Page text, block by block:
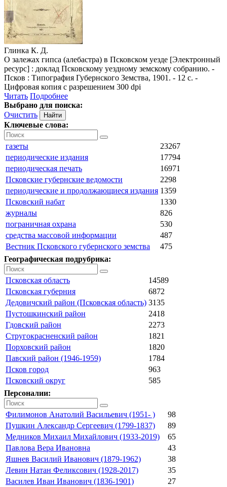
Глинка К. Д.
О залежах гипса (алебастра) в Псковском уезде [Электронный
ресурс] : доклад Псковскому уездному земскому собранию. -
Псков : Типография Губернского Земства, 1901. - 12 с. -
Цифровая копия с разрешением 300 dpi
Читать Подробнее
Выбрано для поиска:
Очистить
Ключевые слова:
газеты
23267
периодические издания
17794
периодическая печать
16971
Псковские губернские ведомости
2298
периодические и продолжающиеся издания 1359
Псковский набат
1330
журналы
826
пограничная охрана
530
средства массовой информации
487
Вестник Псковского губернского земства
475
Географическая подрубрика:
Псковская область
14589
Псковская губерния
6872
Дедовичский район (Псковская область) 3135
Пустошкинский район
2418
Гдовский район
2273
Стругокрасненский район
1821
Порховский район
1820
Павский район (1946-1959)
1784
Псков город
963
Псковский округ
585
Персоналии:
Филимонов Анатолий Васильевич (1951- )
98
Пушкин Александр Сергеевич (1799-1837)
89
Медников Михаил Михайлович (1933-2019)
65
Павлова Вера Ивановна
43
Яшнев Василий Иванович (1879-1962)
38
Левин Натан Феликсович (1928-2017)
35
Василев Иван Иванович (1836-1901)
27